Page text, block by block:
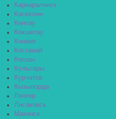
Каркаралинск
Каскелен
Кентау
Кокшетау
Конаев
Костанай
Косшы
Кульсары
Курчатов
Кызылорда
Ленгер
Лисаковск
Макинск